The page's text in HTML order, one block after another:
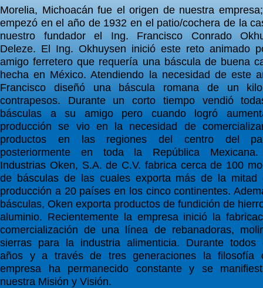
Morelia, Michoacán fue el origen de nuestra
empezó en el año de 1932 en el patio/cochera de la
nuestro fundador el Ing. Francisco Conrado
Deleze. El Ing. Okhuysen inició este reto animado
amigo ferretero que requería una báscula de buena
hecha en México. Atendiendo la necesidad de este
Francisco diseñó una báscula romana de un
contrapesos. Durante un corto tiempo vendió
básculas a su amigo pero cuando logró
producción se vio en la necesidad de
productos en las regiones del centro del
posteriormente en toda la República
Industrias Oken, S.A. de C.V. fabrica cerca de 100
de básculas de las cuales exporta más de la mitad
producción a 20 países en los cinco continentes.
básculas, Oken exporta productos de fundición de
aluminio. Recientemente la empresa inició la
comercialización de una línea de rebanadoras,
sierras para la industria alimenticia. Durante todos
años y a través de tres generaciones la filosofía
empresa ha permanecido constante y se
nuestra Misión y Visión.